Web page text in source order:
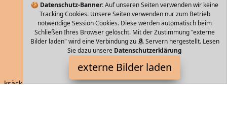
🍪 Datenschutz-Banner:Auf unseren Seiten verwenden wir keine
Tracking Cookies. Unsere Seiten verwenden nur zum Betrieb
notwendige Session Cookies. Diese werden automatisch beim
Schließen Ihres Browser gelöscht. Mit der Zustimmung "externe
Bilder laden" wird eine Verbindung zu
Servern hergestellt. Lesen
Sie dazu unsere Datenschutzerklärung
externe Bilder laden
Nv Wang
ksäcke Schultasche modisch leicht weich und bunt ein perfektes